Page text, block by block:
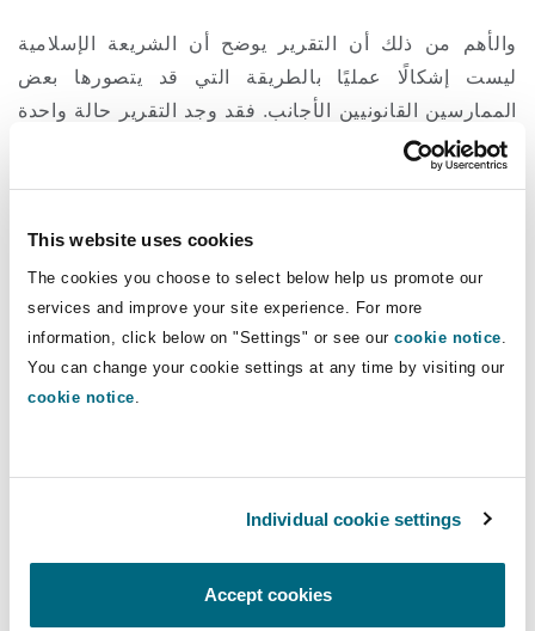
This website uses cookies
The cookies you choose to select below help us promote our
services and improve your site experience. For more
information, click below on "Settings" or see our cookie notice.
You can change your cookie settings at any time by visiting our
cookie notice.
Individual cookie settings
Accept cookies
والأهم من ذلك أن التقرير يوضح أن الشريعة الإسلامية
ليست إشكالًا عمليًا بالطريقة التي قد يتصورها بعض
الممارسين القانونيين الأجانب. فقد وجد التقرير حالة واحدة
فقط كان فيها البطلان قائمًا على أسباب تتعلق بالشريعة،
أخرى. كما أن النظام العام لم يُستخدم إلا نادرًا، إذ ظهر في
ثلاث حالات فقط، أي بنسبة 1.55% من طلبات البطلان.
ويشير التقرير كذلك إلى دراسات وتقارير سابقة للمركز
السعودي للتحكيم التجاري. وعند النظر إلى هذه الدراسات
والتقارير مجتمعة، يتبين أنه تم تحليل أكثر من 3,300 حكم
أما البطلان المستند إلى الشريعة أو النظام العام فكان
محدودًا، إذ اقتصر على 13 حالة فقط، أي بنسبة 2.3%.